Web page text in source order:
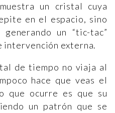
un cristal cuya
en el espacio, sino
un “tic-tac”
intervención externa.
de tiempo no viaja al
hace que veas el
que ocurre es que su
un patrón que se